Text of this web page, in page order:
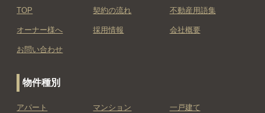
TOP 契約の流れ 不動産用語集
オーナー様へ 採用情報 会社概要
お問い合わせ
物件種別
アパート マンション 一戸建て